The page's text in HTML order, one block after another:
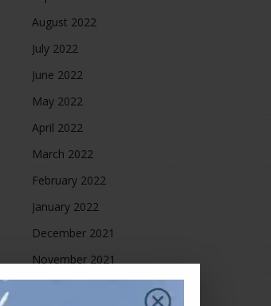
August 2022
July 2022
June 2022
May 2022
April 2022
March 2022
February 2022
January 2022
December 2021
November 2021